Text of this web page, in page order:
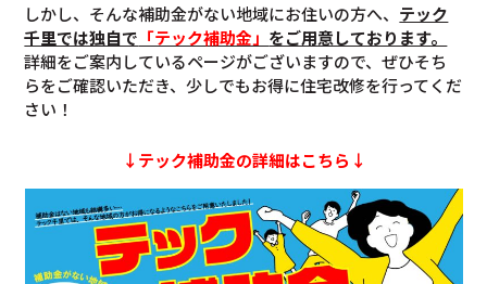
しかし、そんな補助金がない地域にお住いの方へ、 テック
千里では独自で 「テック補助金」 をご用意しております。
詳細をご案内しているページがございますので、ぜひそち
らをご確認いただき、少しでもお得に住宅改修を行ってくだ
さい！
↓テック補助金の詳細はこちら↓